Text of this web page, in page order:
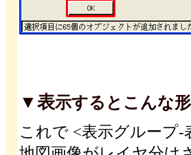
▼表示するとこんな形
これで <表示グループ